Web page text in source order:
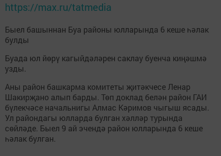
https://max.ru/tatmedia
Быел башыннан Буа районы юлларында 6 кеше һәлак
булды
Буада юл йөрү кагыйдәләрен саклау буенча киңәшмә
узды.
Аны район башкарма комитеты җитәкчесе Ленар
Шакирҗано алып барды. Төп доклад белән район ГАИ
бүлекчәсе начальнигы Алмас Кәримов чыгыш ясады.
Ул райондагы юлларда булган хәлләр турында
сөйләде. Быел 9 ай эчендә район юлларында 6 кеше
һәлак булган.